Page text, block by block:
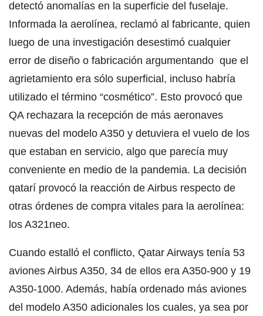
detectó anomalías en la superficie del fuselaje.
Informada la aerolínea, reclamó al fabricante, quien
luego de una investigación desestimó cualquier
error de diseño o fabricación argumentando que el
agrietamiento era sólo superficial, incluso habría
utilizado el término “cosmético”. Esto provocó que
QA rechazara la recepción de más aeronaves
nuevas del modelo A350 y detuviera el vuelo de los
que estaban en servicio, algo que parecía muy
conveniente en medio de la pandemia. La decisión
qatarí provocó la reacción de Airbus respecto de
otras órdenes de compra vitales para la aerolínea:
los A321neo.
Cuando estalló el conflicto, Qatar Airways tenía 53
aviones Airbus A350, 34 de ellos era A350-900 y 19
A350-1000. Además, había ordenado más aviones
del modelo A350 adicionales los cuales, ya sea por